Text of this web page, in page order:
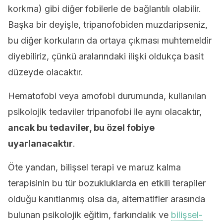
korkma) gibi diğer fobilerle de bağlantılı olabilir.
Başka bir deyişle, tripanofobiden muzdaripseniz,
bu diğer korkuların da ortaya çıkması muhtemeldir
diyebiliriz, çünkü aralarındaki ilişki oldukça basit
düzeyde olacaktır.
Hematofobi veya amofobi durumunda, kullanılan
psikolojik tedaviler tripanofobi ile aynı olacaktır,
ancak bu tedaviler, bu özel fobiye
uyarlanacaktır.
Öte yandan, bilişsel terapi ve maruz kalma
terapisinin bu tür bozukluklarda en etkili terapiler
olduğu kanıtlanmış olsa da, alternatifler arasında
bulunan psikolojik eğitim, farkındalık ve bilişsel-